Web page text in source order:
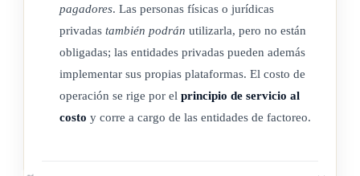
La observancia de las formas propias de la cesión será
necesaria solamente cuando el endoso de facturas para el
traspaso del derecho sea incluido en el sistema de garantías
mobiliarias.
pagadores. Las personas físicas o jurídicas
privadas también podrán utilizarla, pero no están
obligadas; las entidades privadas pueden además
implementar sus propias plataformas. El costo de
operación se rige por el principio de servicio al
costo y corre a cargo de las entidades de factoreo.